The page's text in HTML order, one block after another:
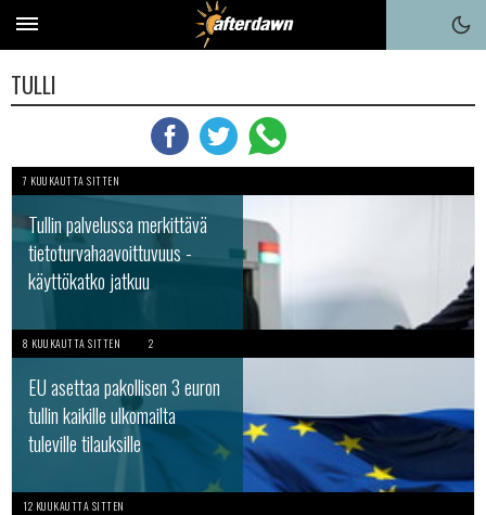
TULLI
7 KUUKAUTTA SITTEN
Tullin palvelussa merkittävä
tietoturvahaavoittuvuus -
käyttökatko jatkuu
8 KUUKAUTTA SITTEN 2
EU asettaa pakollisen 3 euron
tullin kaikille ulkomailta
tuleville tilauksille
12 KUUKAUTTA SITTEN